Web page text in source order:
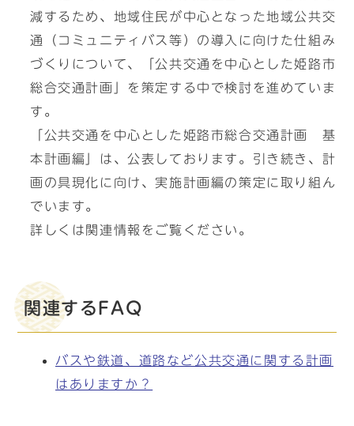
減するため、地域住民が中心となった地域公共交
通（コミュニティバス等）の導入に向けた仕組み
づくりについて、「公共交通を中心とした姫路市
総合交通計画」を策定する中で検討を進めていま
す。
「公共交通を中心とした姫路市総合交通計画 基
本計画編」は、公表しております。引き続き、計
画の具現化に向け、実施計画編の策定に取り組ん
でいます。
詳しくは関連情報をご覧ください。
関連するFAQ
バスや鉄道、道路など公共交通に関する計画
はありますか？